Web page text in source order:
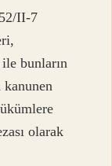
II-7
bunların
olarak